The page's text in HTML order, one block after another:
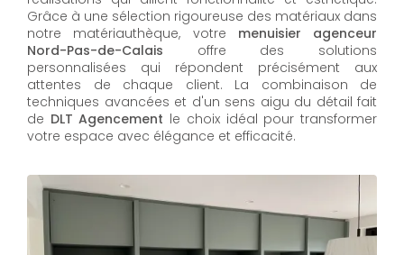
Grâce à une sélection rigoureuse des matériaux dans
notre matériauthèque, votre menuisier agenceur
Nord-Pas-de-Calais offre des solutions
personnalisées qui répondent précisément aux
attentes de chaque client. La combinaison de
techniques avancées et d'un sens aigu du détail fait
de DLT Agencement le choix idéal pour transformer
votre espace avec élégance et efficacité.